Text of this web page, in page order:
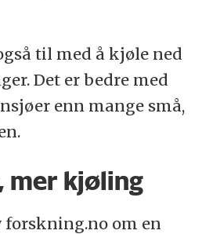
til med å kjøle ned
Det er bedre med
enn mange små,
mer kjøling
forskning.no om en